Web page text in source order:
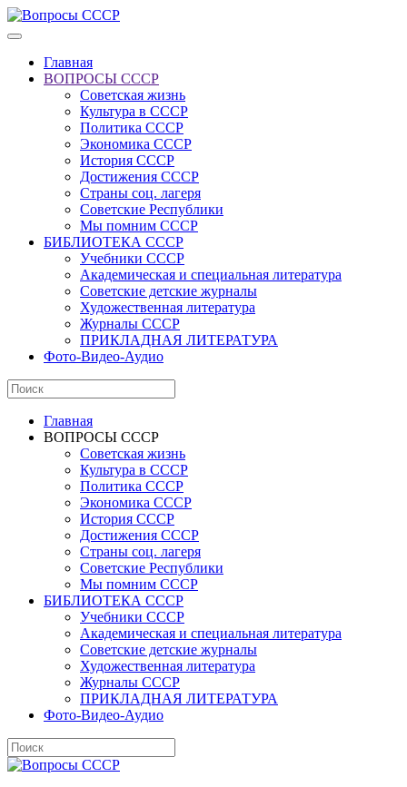
Главная
ВОПРОСЫ СССР
Советская жизнь
Культура в СССР
Политика СССР
Экономика СССР
История СССР
Достижения СССР
Страны соц. лагеря
Советские Республики
Мы помним СССР
БИБЛИОТЕКА СССР
Учебники СССР
Академическая и специальная литература
Советские детские журналы
Художественная литература
Журналы СССР
ПРИКЛАДНАЯ ЛИТЕРАТУРА
Фото-Видео-Аудио
Главная
ВОПРОСЫ СССР
Советская жизнь
Культура в СССР
Политика СССР
Экономика СССР
История СССР
Достижения СССР
Страны соц. лагеря
Советские Республики
Мы помним СССР
БИБЛИОТЕКА СССР
Учебники СССР
Академическая и специальная литература
Советские детские журналы
Художественная литература
Журналы СССР
ПРИКЛАДНАЯ ЛИТЕРАТУРА
Фото-Видео-Аудио